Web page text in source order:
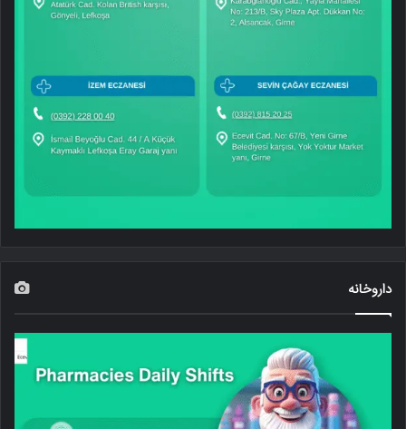
داروخانه